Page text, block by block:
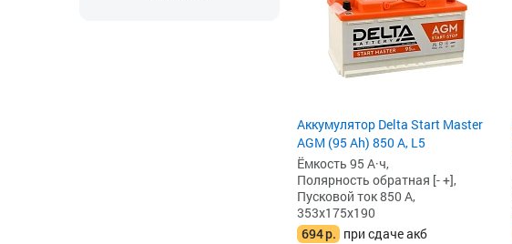
Аккумулятор Delta Start Master
AGM (95 Ah) 850 А, L5
Ёмкость 95 А·ч,
Полярность обратная [- +],
Пусковой ток 850 А,
353x175x190
694р. при сдаче акб